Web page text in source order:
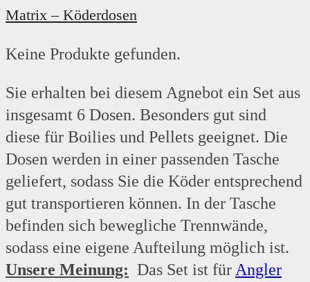
Matrix – Köderdosen
Keine Produkte gefunden.
Sie erhalten bei diesem Agnebot ein Set aus
insgesamt 6 Dosen. Besonders gut sind
diese für Boilies und Pellets geeignet. Die
Dosen werden in einer passenden Tasche
geliefert, sodass Sie die Köder entsprechend
gut transportieren können. In der Tasche
befinden sich bewegliche Trennwände,
sodass eine eigene Aufteilung möglich ist.
Unsere Meinung: Das Set ist fürAngler